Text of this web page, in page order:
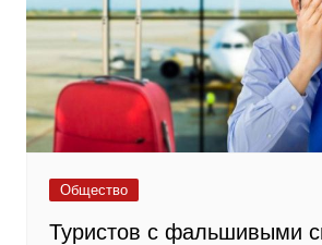
Общество
Туристов с фальшивыми